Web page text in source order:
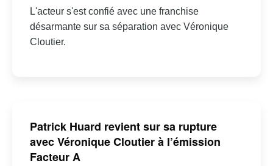
L'acteur s'est confié avec une franchise
désarmante sur sa séparation avec Véronique
Cloutier.
Patrick Huard revient sur sa rupture
avec Véronique Cloutier à l’émission
Facteur A